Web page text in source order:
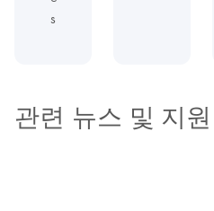
s
관련 뉴스 및 지원